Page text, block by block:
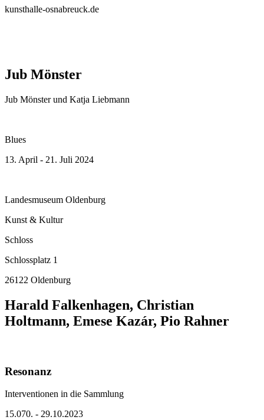
kunsthalle-osnabreuck.de
Jub Mönster
Jub Mönster und Katja Liebmann
Blues
13. April - 21. Juli 2024
Landesmuseum Oldenburg
Kunst & Kultur
Schloss
Schlossplatz 1
26122 Oldenburg
Harald Falkenhagen, Christian
Holtmann, Emese Kazár, Pio Rahner
Resonanz
Interventionen in die Sammlung
15.070. - 29.10.2023